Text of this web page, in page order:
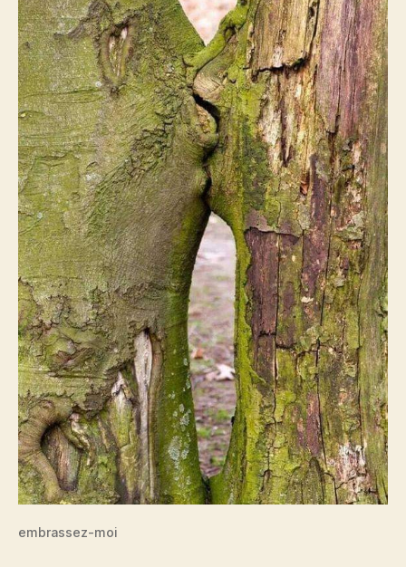
embrassez-moi